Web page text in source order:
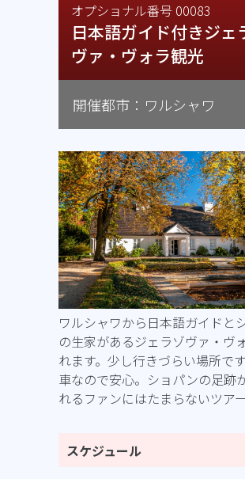
オプショナル番号 00083
日本語ガイド付きジェ
ヴァ・ヴォラ観光
開催都市：ワルシャワ
ワルシャワから日本語ガイドと
の生家があるジェラゾヴァ・ヴ
れます。少し行きづらい場所で
車なので安心。ショパンの足跡
れるファンにはたまらないツアー
スケジュール